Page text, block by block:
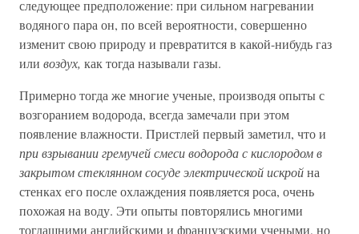
следующее предположение: при сильном нагревании
водяного пара он, по всей вероятности, совершенно
изменит свою природу и превратится в какой-нибудь газ
или воздух, как тогда называли газы.
Примерно тогда же многие ученые, производя опыты с
возгоранием водорода, всегда замечали при этом
появление влажности. Пристлей первый заметил, что и
при взрывании гремучей смеси водорода с кислородом в
закрытом стеклянном сосуде электрической искройна
стенках его после охлаждения появляется роса, очень
похожая на воду. Эти опыты повторялись многими
тогдашними английскими и французскими учеными, но